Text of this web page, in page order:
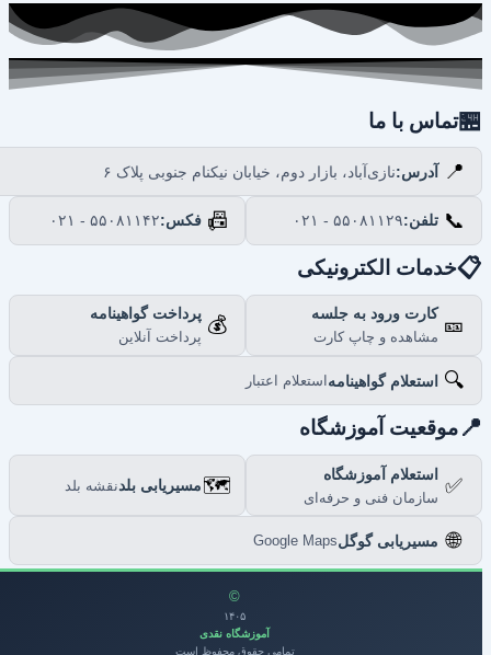
تماس با ما
📍 آدرس:نازی‌آباد، بازار دوم، خیابان نیکنام جنوبی پلاک ۶
📞 تلفن:۰۲۱ - ۵۵۰۸۱۱۲۹ 📠 فکس:۰۲۱ - ۵۵۰۸۱۱۴۲
خدمات الکترونیکی
🎫 کارت ورود به جلسه
مشاهده و چاپ کارت
💰 پرداخت گواهینامه
پرداخت آنلاین
🔍 استعلام گواهینامهاستعلام اعتبار
موقعیت آموزشگاه
✅ استعلام آموزشگاه
سازمان فنی و حرفه‌ای
🗺️مسیریابی بلدنقشه بلد
مسیریابی گوگلGoogle Maps
۱۴۰۵
آموزشگاه نقدی
تمامی حقوق محفوظ است